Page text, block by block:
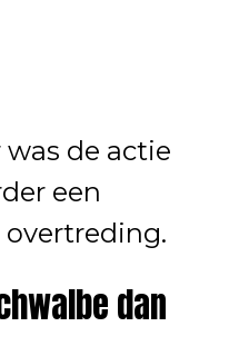
de actie
een
dan